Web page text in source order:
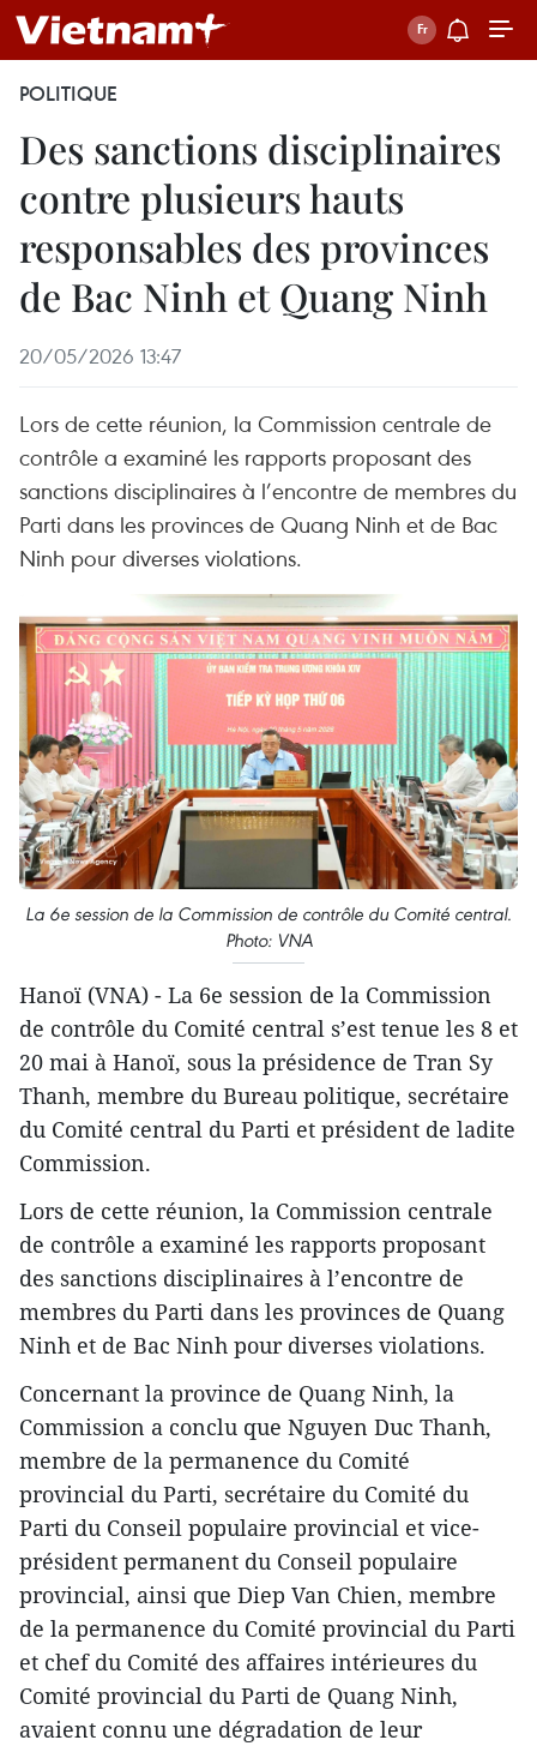
POLITIQUE
Des sanctions disciplinaires
contre plusieurs hauts
responsables des provinces
de Bac Ninh et Quang Ninh
20/05/2026 13:47
Lors de cette réunion, la Commission centrale de
contrôle a examiné les rapports proposant des
sanctions disciplinaires à l’encontre de membres du
Parti dans les provinces de Quang Ninh et de Bac
Ninh pour diverses violations.
La 6e session de la Commission de contrôle du Comité central.
Photo: VNA
Hanoï (VNA) - La 6e session de la Commission
de contrôle du Comité central s’est tenue les 8 et
20 mai à Hanoï, sous la présidence de Tran Sy
Thanh, membre du Bureau politique, secrétaire
du Comité central du Parti et président de ladite
Commission.
Lors de cette réunion, la Commission centrale
de contrôle a examiné les rapports proposant
des sanctions disciplinaires à l’encontre de
membres du Parti dans les provinces de Quang
Ninh et de Bac Ninh pour diverses violations.
Concernant la province de Quang Ninh, la
Commission a conclu que Nguyen Duc Thanh,
membre de la permanence du Comité
provincial du Parti, secrétaire du Comité du
Parti du Conseil populaire provincial et vice-
président permanent du Conseil populaire
provincial, ainsi que Diep Van Chien, membre
de la permanence du Comité provincial du Parti
et chef du Comité des affaires intérieures du
Comité provincial du Parti de Quang Ninh,
avaient connu une dégradation de leur